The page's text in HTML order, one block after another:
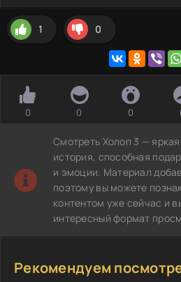
1 0
0 0 0
Смотреть Холоп 3 —
история, способная
и эмоции. Материал
поэтому вы можете
контентом уже сейчас и
интересный формат
Рекомендуем